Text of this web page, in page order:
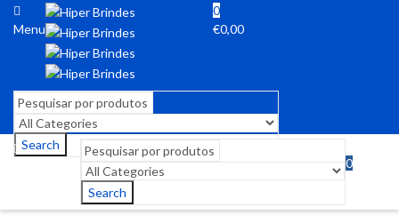
Menu
0
€0,00
Search
Search
0